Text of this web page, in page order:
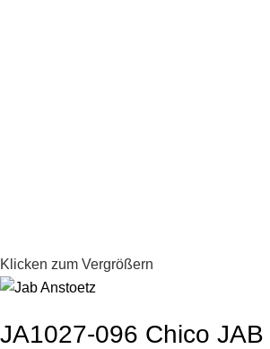
Klicken zum Vergrößern
JA1027-096 Chico JAB